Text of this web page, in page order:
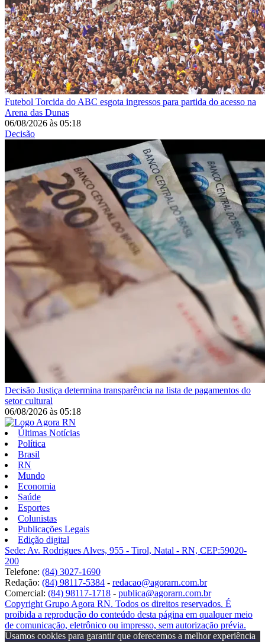
Futebol Torcida do ABC esgota ingressos para partida do acesso na
Arena das Dunas
06/08/2026 às 05:18
Decisão
Decisão Justiça determina transparência na lista de pagamentos do
setor cultural
06/08/2026 às 05:18
Últimas Notícias
Política
Brasil
RN
Mundo
Economia
Saúde
Esportes
Colunistas
Publicações Legais
Edição digital
Sede: Av. Rodrigues Alves, 955 - Tirol, Natal - RN, CEP:59020-
200
Telefone: (84) 3027-1690
Redação: (84) 98117-5384 - redacao@agorarn.com.br
Comercial: (84) 98117-1718 - publica@agorarn.com.br
Copyright Grupo Agora RN. Todos os direitos reservados. É
proibida a reprodução do conteúdo desta página em qualquer meio
de comunicação, eletrônico ou impresso, sem autorização prévia.
Usamos cookies para garantir que oferecemos a melhor experiência